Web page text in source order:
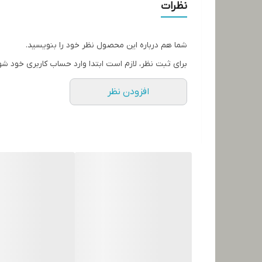
نظرات
شما هم درباره این محصول نظر خود را بنویسید.
برای ثبت نظر، لازم است ابتدا وارد حساب کاربری خود
افزودن نظر